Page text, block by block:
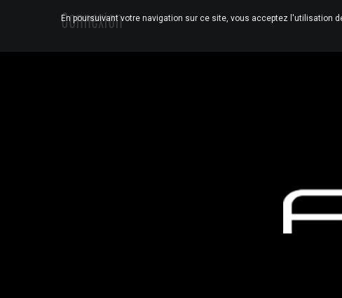
Connexion
En poursuivant votre navigation sur ce site, vous acceptez l'utilisation